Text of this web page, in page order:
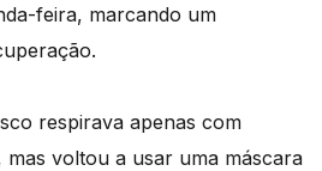
feira, marcando um
respirava apenas com
mas voltou a usar uma máscara